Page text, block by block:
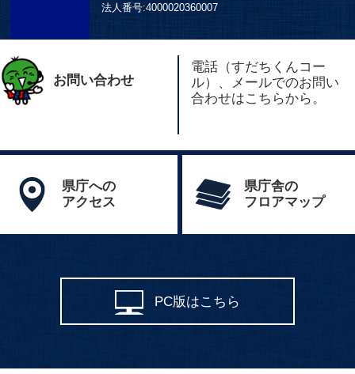
法人番号:4000020360007
お問い合わせ
電話（すだちくんコー
ル）、メールでのお問い
合わせはこちらから。
県庁への
アクセス
県庁舎の
フロアマップ
PC版はこちら